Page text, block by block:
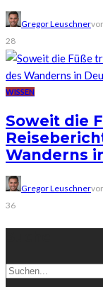
Gregor Leuschner
28
WISSEN
Soweit die
Wanderns
Gregor Leuschner
36